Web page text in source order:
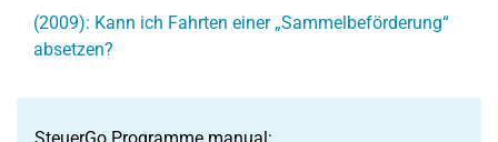
(2009): Kann ich Fahrten einer „Sammelbeförderung“
absetzen?